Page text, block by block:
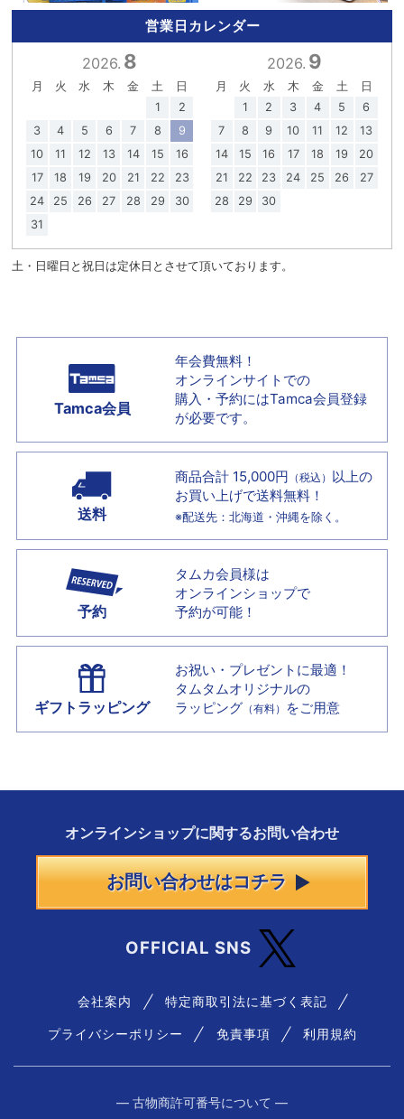
営業日カレンダー
2026. 8
月 火 水 木 金 土
日
1
2
3
4 5 6 7 8
9
10
11 12 13 14 15
16
17
18 19 20 21 22
23
24
25 26 27 28 29
30
31
2026. 9
月 火 水 木 金 土
日
1
2 3 4 5
6
7
8 9 10 11 12
13
14
15 16 17 18 19
20
21
22 23 24 25 26
27
28
29 30
土・日曜日と祝日は定休日とさせて頂いております。
Tamca会員
年会費無料！
オンラインサイトでの
購入・予約にはTamca会員登録
が必要です。
送料
商品合計 15,000円 （税込） 以上の
お買い上げで送料無料！
※配送先：北海道・沖縄を除く。
予約
タムカ会員様は
オンラインショップで
予約が可能！
ギフトラッピング
お祝い・プレゼントに最適！
タムタムオリジナルの
ラッピング （有料） をご用意
オンラインショップに関するお問い合わせ
お問い合わせはコチラ
OFFICIAL SNS
会社案内 特定商取引法に基づく表記
プライバシーポリシー 免責事項 利用規約
― 古物商許可番号について ―